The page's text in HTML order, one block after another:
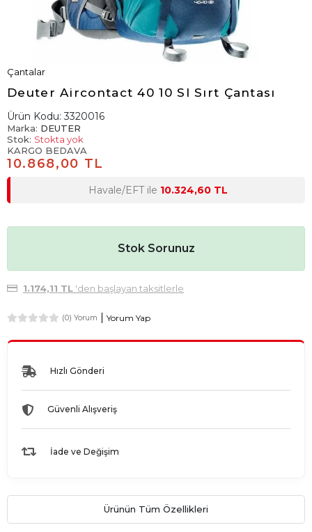
Çantalar
Deuter Aircontact 40 10 Sl Sırt Çantası
Ürün Kodu:3320016
Marka: DEUTER
Stok: Stokta yok
KARGO BEDAVA
10.868,00 TL
Havale/EFT ile 10.324,60 TL
Stok Sorunuz
1.174,11 TL'den başlayan taksitlerle
(0) Yorum Yorum Yap
Hızlı Gönderi
Güvenli Alışveriş
İade ve Değişim
Ürünün Tüm Özellikleri